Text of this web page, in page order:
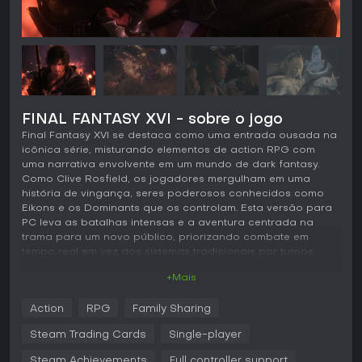
FINAL FANTASY XVI - sobre o jogo
Final Fantasy XVI se destaca como uma entrada ousada na
icônica série, misturando elementos de action RPG com
uma narrativa envolvente em um mundo de dark fantasy.
Como Clive Rosfield, os jogadores mergulham em uma
história de vingança, seres poderosos conhecidos como
Eikons e os Dominants que os controlam. Esta versão para
PC leva as batalhas intensas e a aventura centrada na
trama para um novo público, priorizando combate em
tempo real em vez dos sistemas tradicionais por turnos.
frenética, com Clive empunhando uma espada e invocando
habilidades de diversos Eikons. Durante as lutas, é possível
movimentos únicos, como ataques flamejantes do Phoenix
+Mais
Action RPG Family Sharing
Steam Trading Cards Single-player